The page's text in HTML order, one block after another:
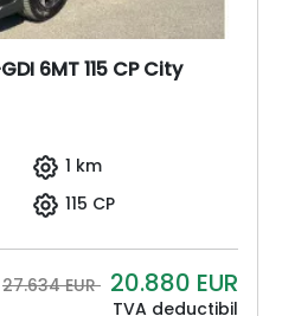
6MT 115 CP City
1 km
115 CP
27.634 EUR 20.880 EUR
TVA deductibil